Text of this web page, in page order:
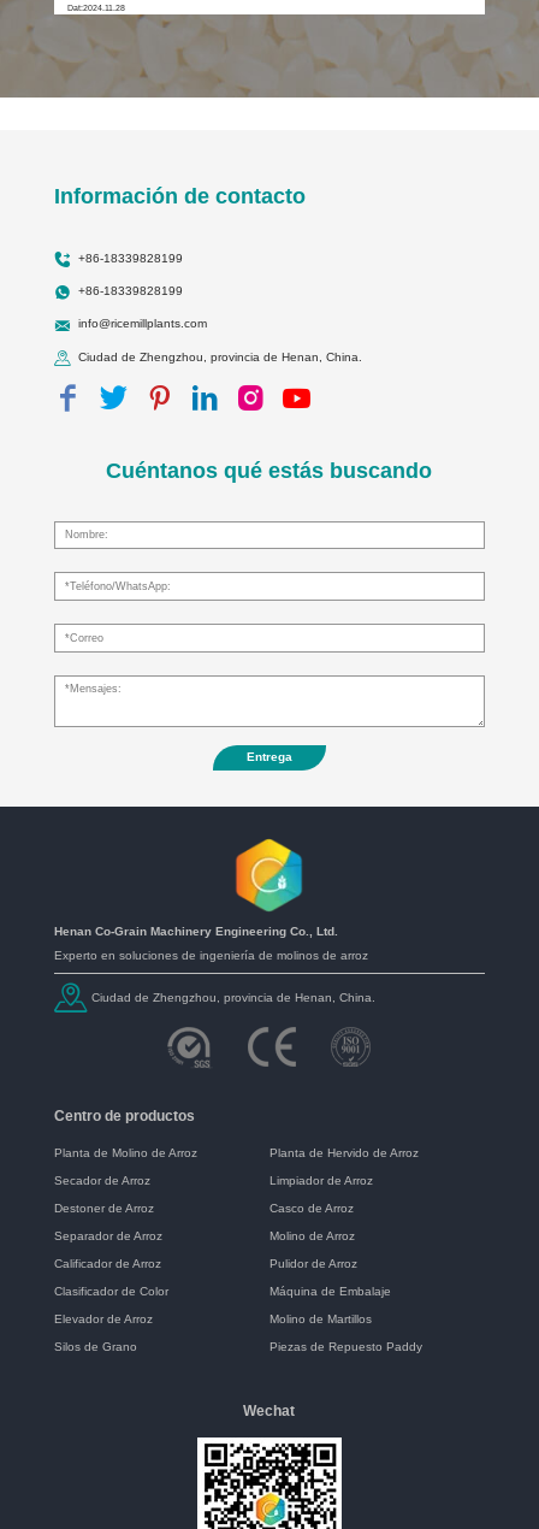
Dat:2024.11.28
Información de contacto
+86-18339828199
+86-18339828199
info@ricemillplants.com
Ciudad de Zhengzhou, provincia de Henan, China.
Cuéntanos qué estás buscando
Entrega
Henan Co-Grain Machinery Engineering Co., Ltd.
Experto en soluciones de ingeniería de molinos de arroz
Ciudad de Zhengzhou, provincia de Henan, China.
Centro de productos
Planta de Molino de Arroz Planta de Hervido de Arroz
Secador de Arroz Limpiador de Arroz
Destoner de Arroz Casco de Arroz
Separador de Arroz Molino de Arroz
Calificador de Arroz Pulidor de Arroz
Clasificador de Color Máquina de Embalaje
Elevador de Arroz Molino de Martillos
Silos de Grano Piezas de Repuesto Paddy
Wechat